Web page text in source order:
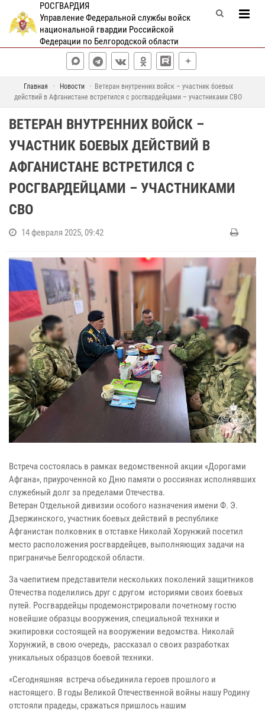
РОСГВАРДИЯ
Управление Федеральной службы войск
национальной гвардии Российской
Федерации по Белгородской области
Главная Новости
Ветеран внутренних войск – участник боевых
действий в Афганистане встретился с росгвардейцами – участниками СВО
ВЕТЕРАН ВНУТРЕННИХ ВОЙСК –
УЧАСТНИК БОЕВЫХ ДЕЙСТВИЙ В
АФГАНИСТАНЕ ВСТРЕТИЛСЯ С
РОСГВАРДЕЙЦАМИ – УЧАСТНИКАМИ
СВО
14 февраля 2025, 09:42
Встреча состоялась в рамках ведомственной акции «Дорогами
Афгана», приуроченной ко Дню памяти о россиянах исполнявших
служебный долг за пределами Отечества.
Ветеран Отдельной дивизии особого назначения имени Ф. Э.
Дзержинского, участник боевых действий в республике
Афганистан полковник в отставке Николай Хорунжий посетил
место расположения росгвардейцев, выполняющих задачи на
приграничье Белгородской области.
За чаепитием представители нескольких поколений защитников
Отечества поделились друг с другом историями своих боевых
путей. Росгвардейцы продемонстрировали почетному гостю
новейшие образцы вооружения, специальной техники и
экипировки состоящей на вооружении ведомства. Николай
Хорунжий, в свою очередь, рассказал о своих разработках
уникальных образцов боевой техники.
«Сегодняшняя встреча объединила героев прошлого и
настоящего. В годы Великой Отечественной войны нашу Родину
отстояли прадеды, сражаться пришлось нашим